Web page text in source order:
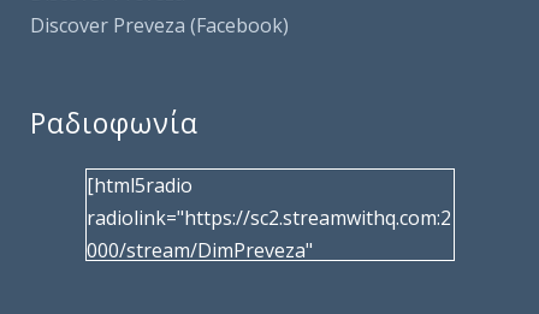
Discover Preveza (Facebook)
Ραδιοφωνία
[html5radio
radiolink="https://sc2.streamwithq.com:2
000/stream/DimPreveza"